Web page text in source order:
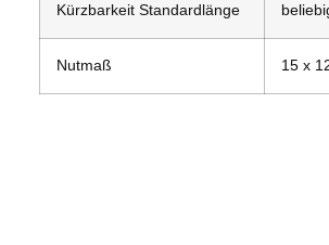
Kürzbarkeit Standardlänge
Nutmaß 15 x